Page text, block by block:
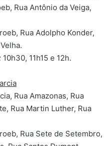
Rua Antônio da Veiga,
Rua Adolpho Konder,
10h30, 11h15 e 12h.
Rua Amazonas, Rua
Rua Martin Luther, Rua
Rua Sete de Setembro,